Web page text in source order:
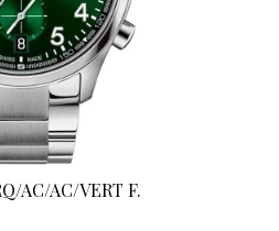
AC/AC/VERT F.